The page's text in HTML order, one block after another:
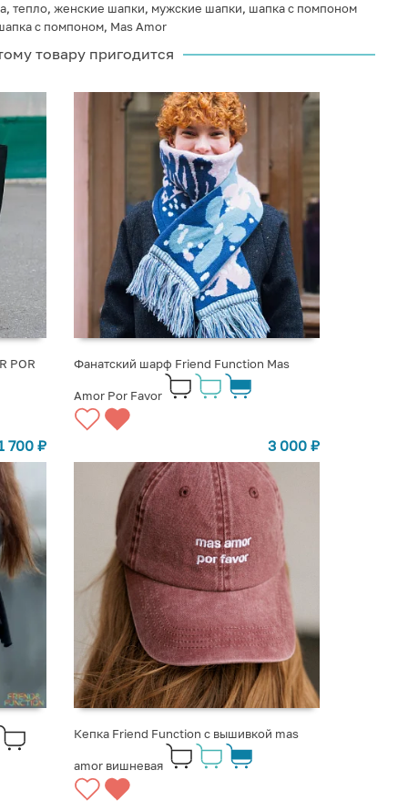
, тепло, женские шапки, мужские шапки, шапка с помпоном
с помпоном, Mas Amor
товару пригодится
POR
700 ₽
Фанатский шарф Friend Function Mas
Amor Por Favor
3 000 ₽
Кепка Friend Function с вышивкой mas
amor вишневая